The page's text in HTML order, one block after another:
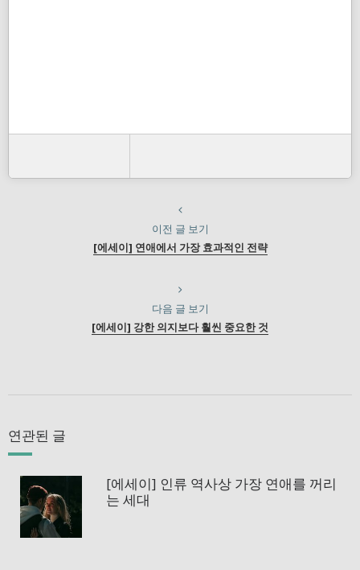
이전 글 보기
[에세이] 연애에서 가장 효과적인 전략
다음 글 보기
[에세이] 강한 의지보다 훨씬 중요한 것
연관된 글
[에세이] 인류 역사상 가장 연애를 꺼리
는 세대